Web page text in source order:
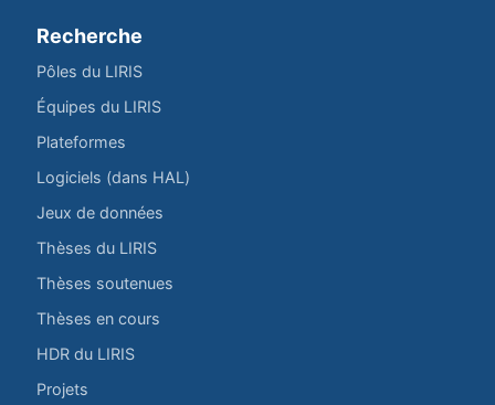
Recherche
Pôles du LIRIS
Équipes du LIRIS
Plateformes
Logiciels (dans HAL)
Jeux de données
Thèses du LIRIS
Thèses soutenues
Thèses en cours
HDR du LIRIS
Projets